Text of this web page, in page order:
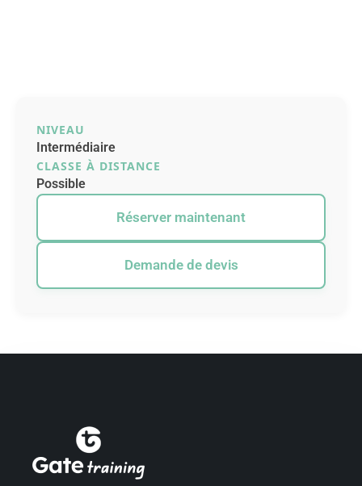
NIVEAU
Intermédiaire
CLASSE À DISTANCE
Possible
Réserver maintenant
Demande de devis